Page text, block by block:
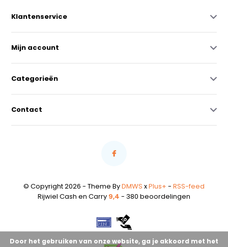
Klantenservice
Mijn account
Categorieën
Contact
© Copyright 2026 - Theme ByDMWS xPlus+ - RSS-feed
Rijwiel Cash en Carry 9,4 - 380 beoordelingen
Door het gebruiken van onze website, ga je akkoord met het